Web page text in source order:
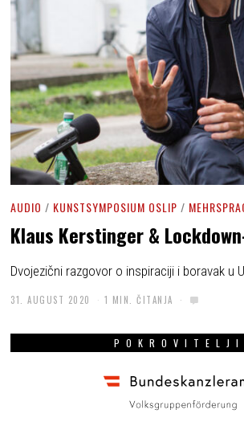
AUDIO / KUNSTSYMPOSIUM OSLIP /
Klaus Kerstinger &
Dvojezični razgovor o inspiraciji i boravak u
31. AUGUST 2020 1 MIN. ČITANJA
POKROVITELJI